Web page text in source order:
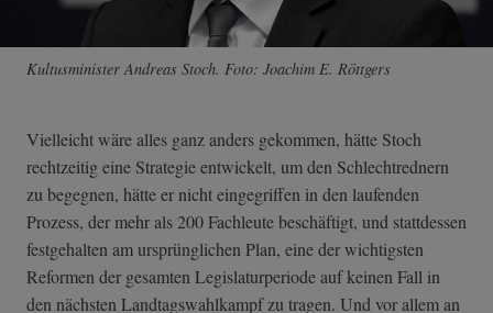
Kultusminister Andreas Stoch. Foto: Joachim E. Röttgers
Vielleicht wäre alles ganz anders gekommen, hätte Stoch
rechtzeitig eine Strategie entwickelt, um den Schlechtrednern
zu begegnen, hätte er nicht eingegriffen in den laufenden
Prozess, der mehr als 200 Fachleute beschäftigt, und stattdessen
festgehalten am ursprünglichen Plan, eine der wichtigsten
Reformen der gesamten Legislaturperiode auf keinen Fall in
den nächsten Landtagswahlkampf zu tragen. Und vor allem an